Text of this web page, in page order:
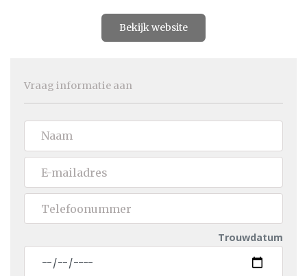
Bekijk website
Vraag informatie aan
Trouwdatum